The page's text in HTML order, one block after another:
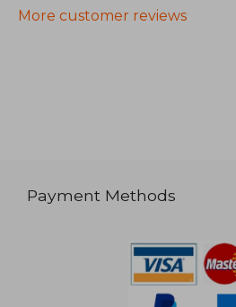
More customer reviews
Payment Methods